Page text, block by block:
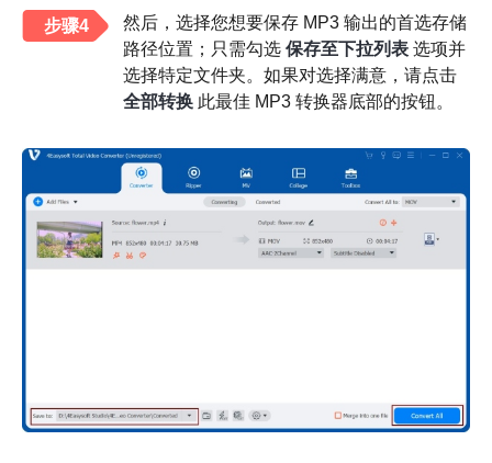
步骤4
然后，选择您想要保存 MP3 输出的首选存储
路径位置；只需勾选 保存至下拉列表 选项并
选择特定文件夹。如果对选择满意，请点击
全部转换 此最佳 MP3 转换器底部的按钮。